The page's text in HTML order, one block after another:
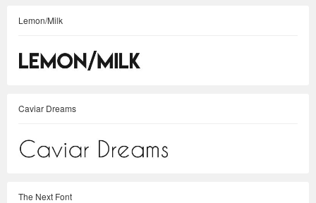
Lemon/Milk
Caviar Dreams
The Next Font